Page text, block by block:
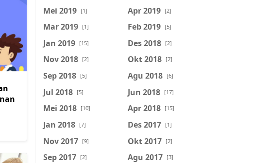
Mei 2019 [1] Apr 2019 [2]
Mar 2019 [1] Feb 2019 [5]
Jan 2019 [15] Des 2018 [2]
Nov 2018 [2] Okt 2018 [2]
Sep 2018 [5] Agu 2018 [6]
Jul 2018 [5] Jun 2018 [17]
Mei 2018 [10] Apr 2018 [15]
Jan 2018 [7] Des 2017 [1]
Nov 2017 [9] Okt 2017 [2]
Sep 2017 [2] Agu 2017 [3]